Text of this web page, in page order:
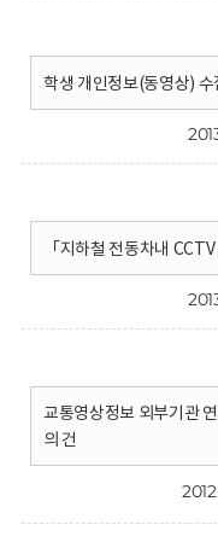
학생 개인정보(동영상)
「지하철 전동차내
교통영상정보 외부기관
의 건